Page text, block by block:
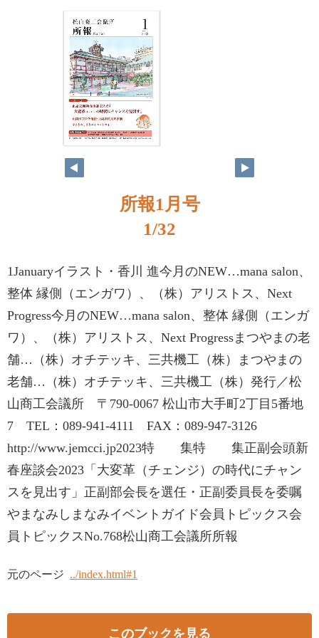
所報1月号
1/32
1Januaryイラスト・香川 進今月のNEW…mana salon、
整体 縁側（エンガワ）、（株）アリストス、Next
Progress今月のNEW…mana salon、整体 縁側（エンガ
ワ）、（株）アリストス、Next Progressまつやまの老
舗…（株）オチテッキ、三共機工（株）まつやまの
老舗…（株）オチテッキ、三共機工（株）発行／松
山商工会議所 〒790-0067 松山市大手町2丁目5番地
7 TEL：089-941-4111 FAX：089-947-3126
http://www.jemcci.jp2023特 集特 集正副会頭新
春座談会2023「大変革（チェンジ）の時代にチャン
スを見出す」正副部会長を選任・正副委員長を委嘱
やまなみしまなみイベントガイド会員トピックス会
員トピックスNo.768松山商工会議所所報
元のページ ../index.html#1
このブックを見る